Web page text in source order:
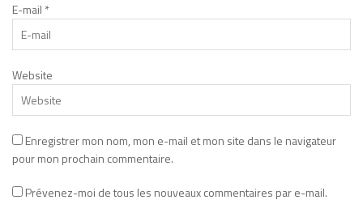
E-mail *
Website
Enregistrer mon nom, mon e-mail et mon site dans le navigateur
pour mon prochain commentaire.
Prévenez-moi de tous les nouveaux commentaires par e-mail.